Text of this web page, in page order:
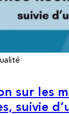
sur les
suivie